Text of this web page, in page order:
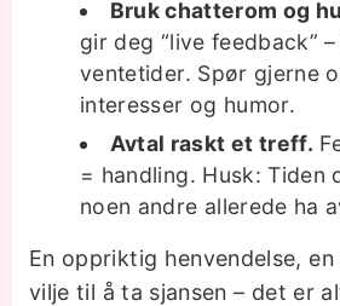
Bruk chatterom og
gir deg “live feedback”
ventetider. Spør gjerne
interesser og humor.
Avtal raskt et treff.
= handling. Husk: Tiden
noen andre allerede ha
En oppriktig henvendelse,
vilje til å ta sjansen – det er